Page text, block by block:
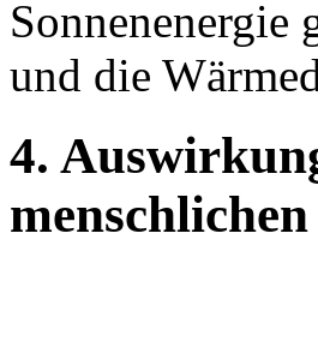
Sonnenenergie
und die
4.